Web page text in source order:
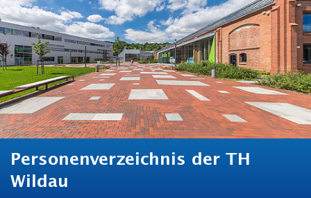
HOCHSCHULE
INTERNATIONAL
BESCHÄFTIGTE
Blogs Kontakt und Anfahrt Webmail Moodle
TH Online-Portal Personensuche English
Personenverzeichnis der TH
Wildau